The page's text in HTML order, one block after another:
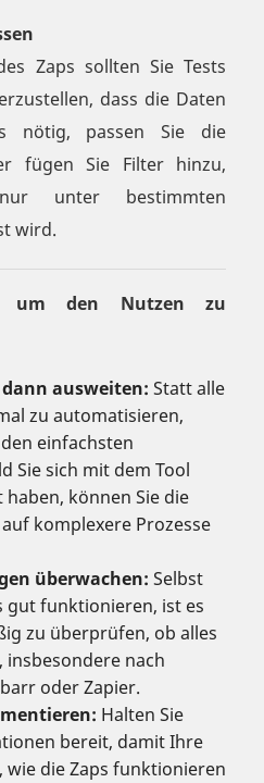
Zaps sollten Sie Tests
dass die Daten
nötig, passen Sie die
fügen Sie Filter hinzu,
unter bestimmten
wird.
um den Nutzen zu
ausweiten: Statt alle
zu automatisieren,
einfachsten
Sie sich mit dem Tool
können Sie die
komplexere Prozesse
überwachen: Selbst
gut funktionieren, ist es
zu überprüfen, ob alles
nach
oder Zapier.
Halten Sie
bereit, damit Ihre
wie die Zaps funktionieren